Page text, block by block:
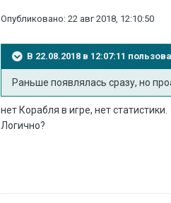
Опубликовано:22 авг 2018, 12:10:50
В 22.08.2018 в 12:07:11
Раньше появлялась сразу, но
нет Корабля в игре, нет статистики.
Логично?